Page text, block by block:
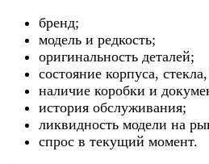
бренд;
модель и редкость;
оригинальность деталей;
состояние корпуса,
наличие коробки и
история обслуживания;
ликвидность модели на
спрос в текущий момент.